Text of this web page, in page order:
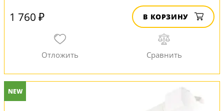
1 760 ₽ В КОРЗИНУ
NEW